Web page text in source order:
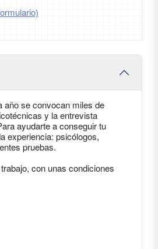
año se convocan miles de
y la entrevista
ayudarte a conseguir tu
experiencia: psicólogos,
pruebas.
con unas condiciones